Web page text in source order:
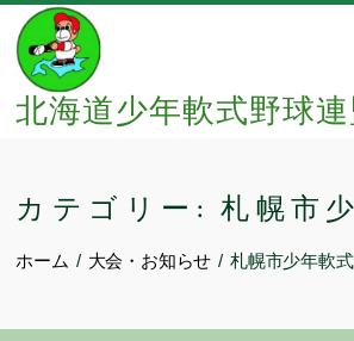
content
北海道少年軟式野球
カテゴリー:札幌市
ホーム 大会・お知らせ 札幌市少年軟